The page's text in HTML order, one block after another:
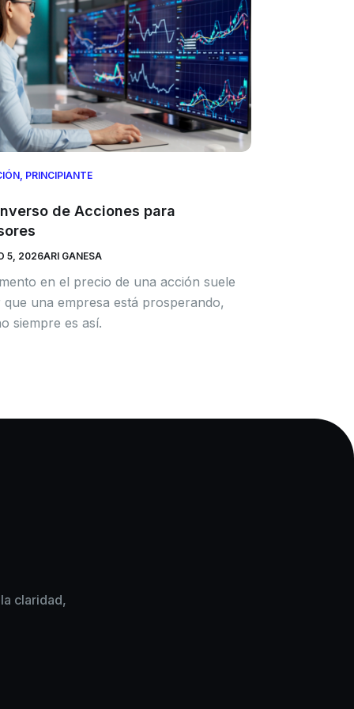
PRINCIPIANTE
de Acciones para
5, 2026ARI GANESA
en el precio de una acción suele
que una empresa está prosperando,
siempre es así.
claridad,